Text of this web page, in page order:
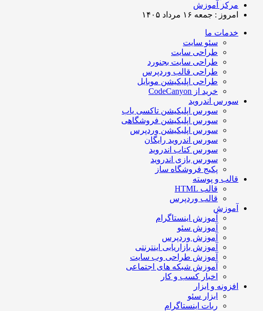
مرکز آموزش
امروز : جمعه ۱۶ مرداد ۱۴۰۵
خدمات ما
سئو سایت
طراحی سایت
طراحی سایت بجنورد
طراحی قالب وردپرس
طراحی اپلیکیشن موبایل
خرید از CodeCanyon
سورس اندروید
سورس اپلیکیشن تاکسی یاب
سورس اپلیکیشن فروشگاهی
سورس اپلیکیشن وردپرس
سورس اندروید رایگان
سورس کتاب اندروید
سورس بازی اندروید
پکیج فروشگاه ساز
قالب و پوسته
قالب HTML
قالب وردپرس
آموزش
آموزش اینستاگرام
آموزش سئو
آموزش وردپرس
آموزش بازاریابی اینترنتی
آموزش طراحی وب سایت
آموزش شبکه های اجتماعی
اخبار کسب و کار
افزونه و ابزار
ابزار سئو
ربات اینستاگرام